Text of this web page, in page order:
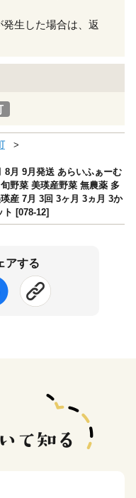
生した場合は、返
8月 9月発送 あらいふぁーむ
野菜 美瑛産野菜 無農薬 多
産 7月 3回 3ヶ月 3ヵ月 3か
ト [078-12]
アする